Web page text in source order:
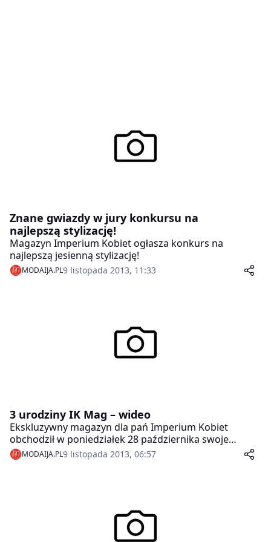
Znane gwiazdy w jury konkursu na
najlepszą stylizację!
Magazyn Imperium Kobiet ogłasza konkurs na
najlepszą jesienną stylizację!
MODAIJA.PL9 listopada 2013, 11:33
3 urodziny IK Mag – wideo
Ekskluzywny magazyn dla pań Imperium Kobiet
obchodził w poniedziałek 28 października swoje
trzecie urodziny. Z tej okazji na evencie
zorganizowanym przez redakcję pisma w
MODAIJA.PL9 listopada 2013, 06:57